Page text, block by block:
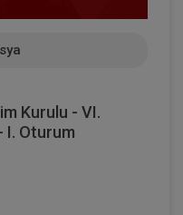
Kurulu - VI.
I. Oturum